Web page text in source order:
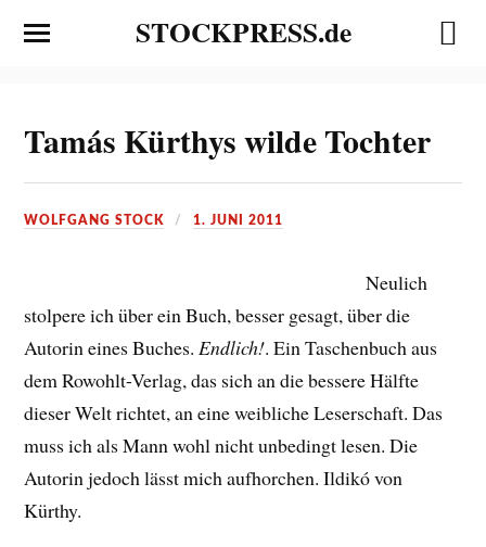
STOCKPRESS.de
Tamás Kürthys wilde Tochter
WOLFGANG STOCK 1. JUNI 2011
Neulich
stolpere ich über ein Buch, besser gesagt, über die
Autorin eines Buches. Endlich!. Ein Taschenbuch aus
dem Rowohlt-Verlag, das sich an die bessere Hälfte
dieser Welt richtet, an eine weibliche Leserschaft. Das
muss ich als Mann wohl nicht unbedingt lesen. Die
Autorin jedoch lässt mich aufhorchen. Ildikó von
Kürthy.